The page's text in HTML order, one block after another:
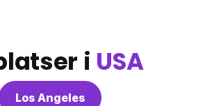
i USA
Los Angeles